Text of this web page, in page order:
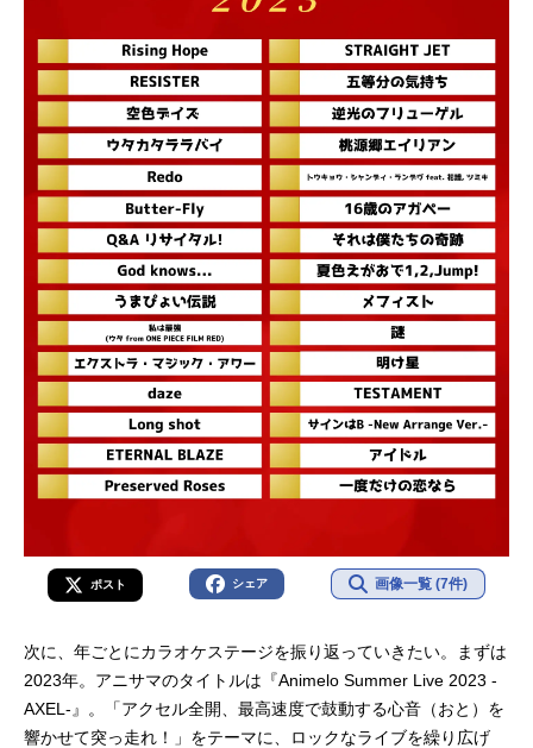
ポスト シェア 画像一覧 (7件)
次に、年ごとにカラオケステージを振り返っていきたい。まずは
2023年。アニサマのタイトルは『Animelo Summer Live 2023 -
AXEL-』。「アクセル全開、最高速度で鼓動する心音（おと）を
響かせて突っ走れ！」をテーマに、ロックなライブを繰り広げ